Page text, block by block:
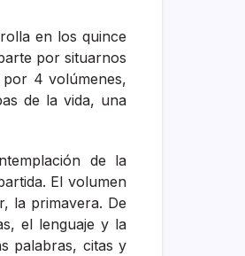
en los quince
por situarnos
4 volúmenes,
de la vida, una
de la
El volumen
la primavera. De
el lenguaje y la
palabras, citas y